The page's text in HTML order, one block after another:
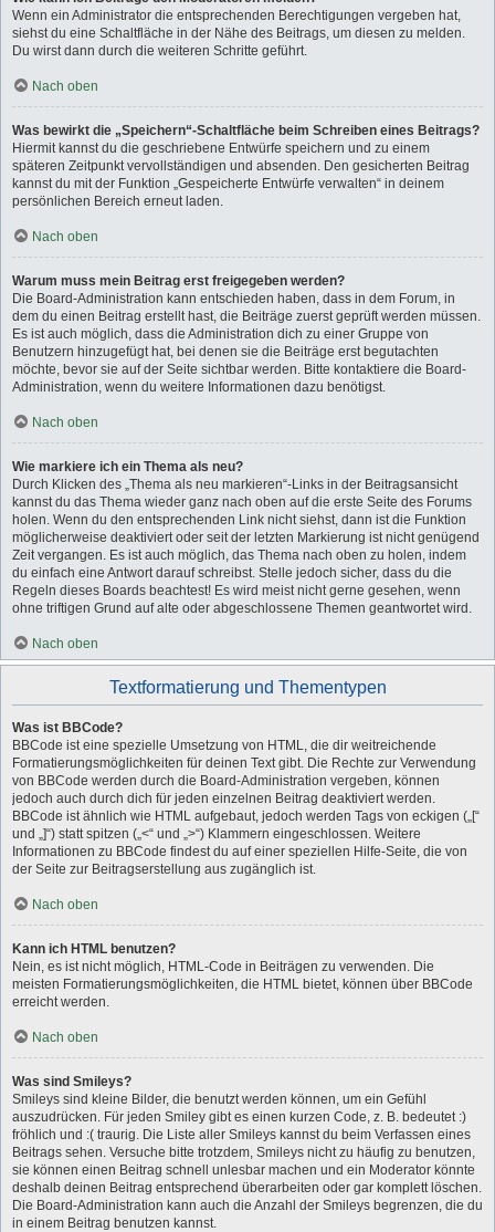
Wenn ein Administrator die entsprechenden Berechtigungen vergeben hat,
siehst du eine Schaltfläche in der Nähe des Beitrags, um diesen zu melden.
Du wirst dann durch die weiteren Schritte geführt.
Nach oben
Was bewirkt die „Speichern“-Schaltfläche beim Schreiben eines Beitrags?
Hiermit kannst du die geschriebene Entwürfe speichern und zu einem
späteren Zeitpunkt vervollständigen und absenden. Den gesicherten Beitrag
kannst du mit der Funktion „Gespeicherte Entwürfe verwalten“ in deinem
persönlichen Bereich erneut laden.
Nach oben
Warum muss mein Beitrag erst freigegeben werden?
Die Board-Administration kann entschieden haben, dass in dem Forum, in
dem du einen Beitrag erstellt hast, die Beiträge zuerst geprüft werden müssen.
Es ist auch möglich, dass die Administration dich zu einer Gruppe von
Benutzern hinzugefügt hat, bei denen sie die Beiträge erst begutachten
möchte, bevor sie auf der Seite sichtbar werden. Bitte kontaktiere die Board-
Administration, wenn du weitere Informationen dazu benötigst.
Nach oben
Wie markiere ich ein Thema als neu?
Durch Klicken des „Thema als neu markieren“-Links in der Beitragsansicht
kannst du das Thema wieder ganz nach oben auf die erste Seite des Forums
holen. Wenn du den entsprechenden Link nicht siehst, dann ist die Funktion
möglicherweise deaktiviert oder seit der letzten Markierung ist nicht genügend
Zeit vergangen. Es ist auch möglich, das Thema nach oben zu holen, indem
du einfach eine Antwort darauf schreibst. Stelle jedoch sicher, dass du die
Regeln dieses Boards beachtest! Es wird meist nicht gerne gesehen, wenn
ohne triftigen Grund auf alte oder abgeschlossene Themen geantwortet wird.
Nach oben
Textformatierung und Thementypen
Was ist BBCode?
BBCode ist eine spezielle Umsetzung von HTML, die dir weitreichende
Formatierungsmöglichkeiten für deinen Text gibt. Die Rechte zur Verwendung
von BBCode werden durch die Board-Administration vergeben, können
jedoch auch durch dich für jeden einzelnen Beitrag deaktiviert werden.
BBCode ist ähnlich wie HTML aufgebaut, jedoch werden Tags von eckigen („[“
und „]“) statt spitzen („<“ und „>“) Klammern eingeschlossen. Weitere
Informationen zu BBCode findest du auf einer speziellen Hilfe-Seite, die von
der Seite zur Beitragserstellung aus zugänglich ist.
Nach oben
Kann ich HTML benutzen?
Nein, es ist nicht möglich, HTML-Code in Beiträgen zu verwenden. Die
meisten Formatierungsmöglichkeiten, die HTML bietet, können über BBCode
erreicht werden.
Nach oben
Was sind Smileys?
Smileys sind kleine Bilder, die benutzt werden können, um ein Gefühl
auszudrücken. Für jeden Smiley gibt es einen kurzen Code, z. B. bedeutet :)
fröhlich und :( traurig. Die Liste aller Smileys kannst du beim Verfassen eines
Beitrags sehen. Versuche bitte trotzdem, Smileys nicht zu häufig zu benutzen,
sie können einen Beitrag schnell unlesbar machen und ein Moderator könnte
deshalb deinen Beitrag entsprechend überarbeiten oder gar komplett löschen.
Die Board-Administration kann auch die Anzahl der Smileys begrenzen, die du
in einem Beitrag benutzen kannst.